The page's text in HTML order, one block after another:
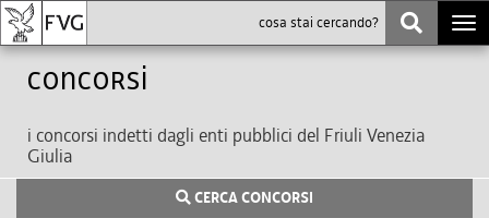
Concorsi
i concorsi indetti dagli enti pubblici del Friuli Venezia
Giulia
CERCA CONCORSI